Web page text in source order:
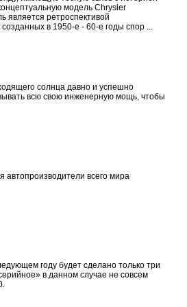
модель Chrysler
ретроспективой
в 1950-е - 60-е годы спор ...
солнца давно и успешно
всю свою инженерную мощь, чтобы
автопроизводители всего мира
году будет сделано только три
в данном случае не совсем